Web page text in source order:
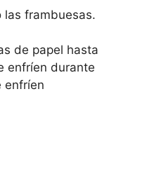
las frambuesas.
de papel hasta
enfríen durante
enfríen